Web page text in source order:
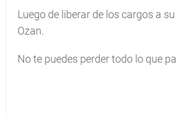
Luego de liberar de los cargos a
Ozan.
No te puedes perder todo lo que